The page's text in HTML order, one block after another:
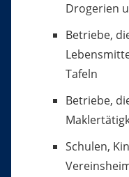
Drogerien
Betriebe,
Tafeln
Betriebe,
Schulen,